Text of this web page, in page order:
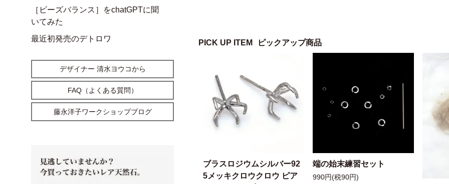
PICK UP ITEM ピックアップ商品
ブラスロジウムシルバー92
5メッキクロウクロウ ピア
端の始末練習セット
990円(税90円)
［ビーズバランス］をchatGPTに聞
いてみた
最近初発売のデトロワ
デザイナー 清水ヨウコから
FAQ（よくある質問）
藤永洋子ワークショップブログ